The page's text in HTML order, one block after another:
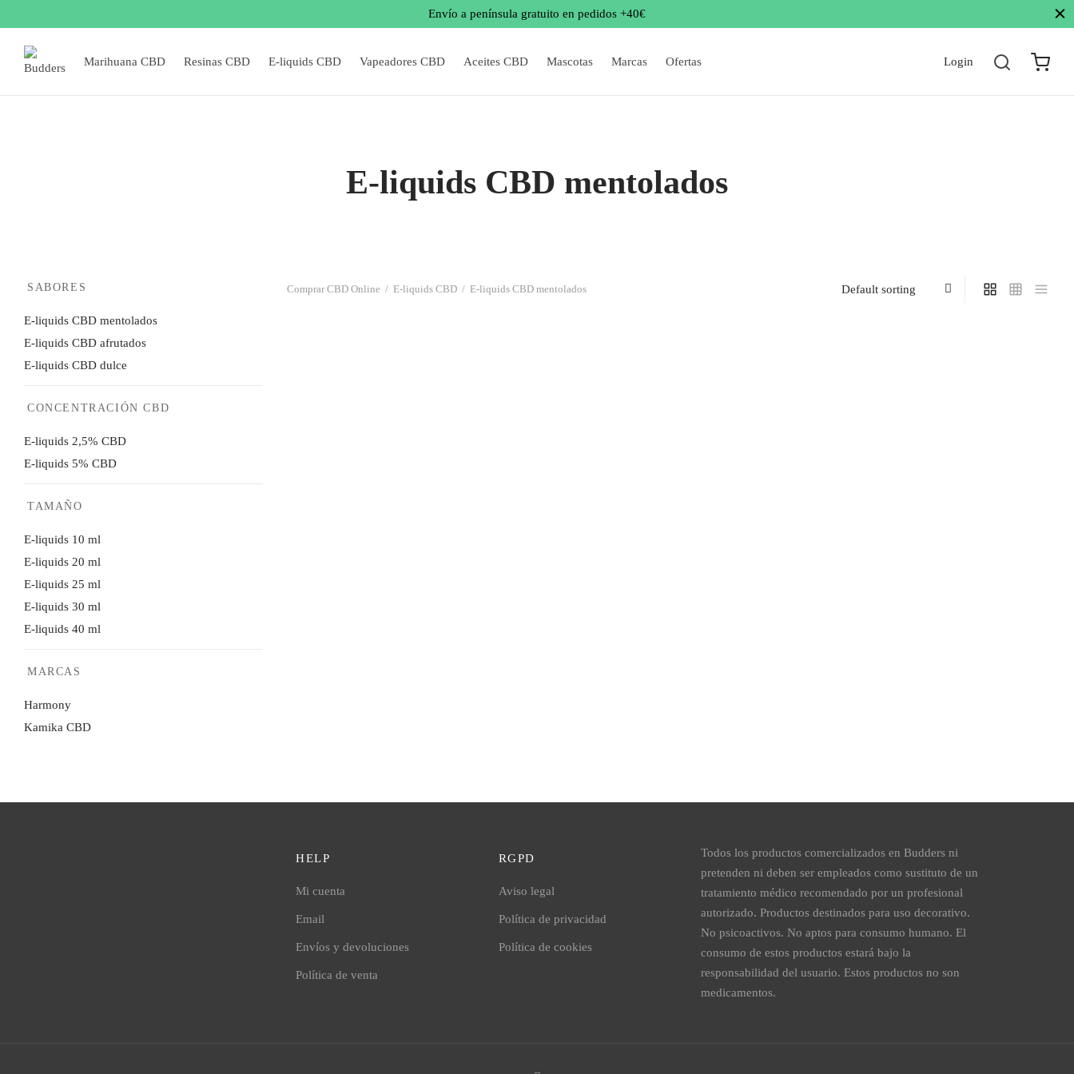
Envío a península gratuito en pedidos +40€
Marihuana CBD Resinas CBD E-liquids CBD Vapeadores CBD Aceites CBD Mascotas Marcas Ofertas Login
E-liquids CBD mentolados
SABORES
E-liquids CBD mentolados
E-liquids CBD afrutados
E-liquids CBD dulce
CONCENTRACIÓN CBD
E-liquids 2,5% CBD
E-liquids 5% CBD
TAMAÑO
E-liquids 10 ml
E-liquids 20 ml
E-liquids 25 ml
E-liquids 30 ml
E-liquids 40 ml
MARCAS
Harmony
Kamika CBD
Comprar CBD Online / E-liquids CBD / E-liquids CBD mentolados
Todos los productos comercializados en Budders ni
pretenden ni deben ser empleados como sustituto de un
tratamiento médico recomendado por un profesional
autorizado. Productos destinados para uso decorativo.
No psicoactivos. No aptos para consumo humano. El
consumo de estos productos estará bajo la
responsabilidad del usuario. Estos productos no son
medicamentos.
HELP
Mi cuenta
Email
Envíos y devoluciones
Política de venta
RGPD
Aviso legal
Política de privacidad
Política de cookies